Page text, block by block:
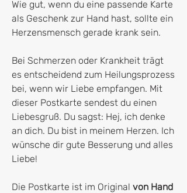
Wie gut, wenn du eine passende Karte
als Geschenk zur Hand hast, sollte ein
Herzensmensch gerade krank sein.
Bei Schmerzen oder Krankheit trägt
es entscheidend zum Heilungsprozess
bei, wenn wir Liebe empfangen. Mit
dieser Postkarte sendest du einen
Liebesgruß. Du sagst: Hej, ich denke
an dich. Du bist in meinem Herzen. Ich
wünsche dir gute Besserung und alles
Liebe!
Die Postkarte ist im Original von Hand